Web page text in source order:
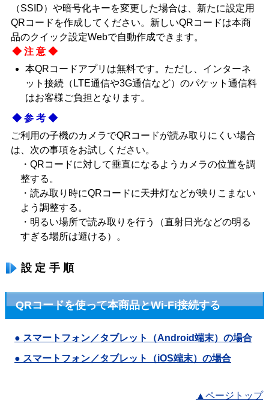
（SSID）や暗号化キーを変更した場合は、新たに設定用
QRコードを作成してください。新しいQRコードは本商
品のクイック設定Webで自動作成できます。
◆注意◆
本QRコードアプリは無料です。ただし、インターネ
ット接続（LTE通信や3G通信など）のパケット通信料
はお客様ご負担となります。
◆参考◆
ご利用の子機のカメラでQRコードが読み取りにくい場合
は、次の事項をお試しください。
・QRコードに対して垂直になるようカメラの位置を調
整する。
・読み取り時にQRコードに天井灯などが映りこまない
よう調整する。
・明るい場所で読み取りを行う（直射日光などの明る
すぎる場所は避ける）。
設定手順
QRコードを使って本商品とWi-Fi接続する
● スマートフォン／タブレット（Android端末）の場合
● スマートフォン／タブレット（iOS端末）の場合
▲ページトップ